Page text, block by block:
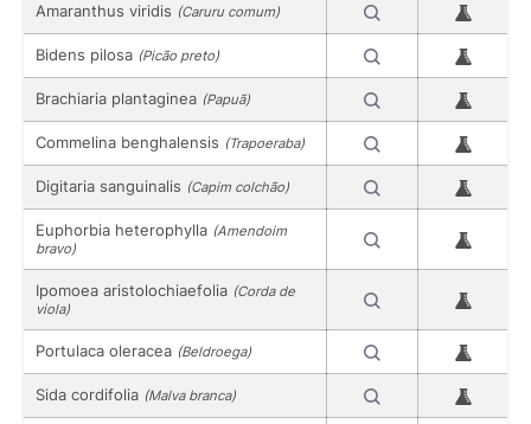
Amaranthus viridis (Caruru comum)
Bidens pilosa (Picão preto)
Brachiaria plantaginea (Papuã)
Commelina benghalensis (Trapoeraba)
Digitaria sanguinalis (Capim colchão)
Euphorbia heterophylla (Amendoim
bravo)
Ipomoea aristolochiaefolia (Corda de
viola)
Portulaca oleracea (Beldroega)
Sida cordifolia (Malva branca)